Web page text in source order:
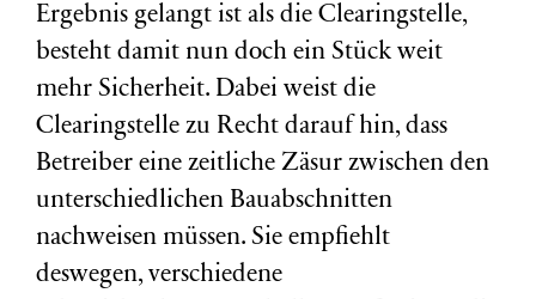
Ergebnis gelangt ist als die Clearingstelle,
besteht damit nun doch ein Stück weit
mehr Sicherheit. Dabei weist die
Clearingstelle zu Recht darauf hin, dass
Betreiber eine zeitliche Zäsur zwischen den
unterschiedlichen Bauabschnitten
nachweisen müssen. Sie empfiehlt
deswegen, verschiedene